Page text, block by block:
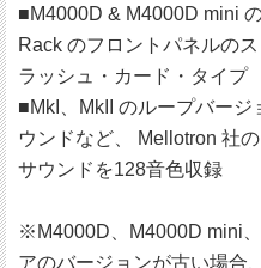
■M4000D & M4000D mini
Rack のフロントパネルの
ラッシュ・カード・タイプ
■MkI、MkII のループバー
ウンドなど、 Mellotron 社
サウンドを128音色収録
※M4000D、M4000D mini
アのバージョンが古い場合